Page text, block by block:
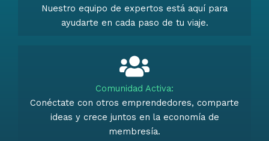
Nuestro equipo de expertos está aquí para
ayudarte en cada paso de tu viaje.
Comunidad Activa:
Conéctate con otros emprendedores, comparte
ideas y crece juntos en la economía de
membresía.